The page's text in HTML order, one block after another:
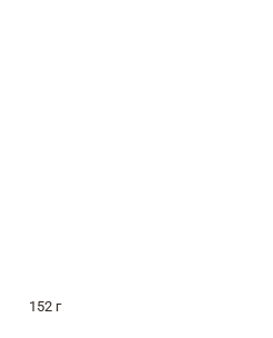
152 г